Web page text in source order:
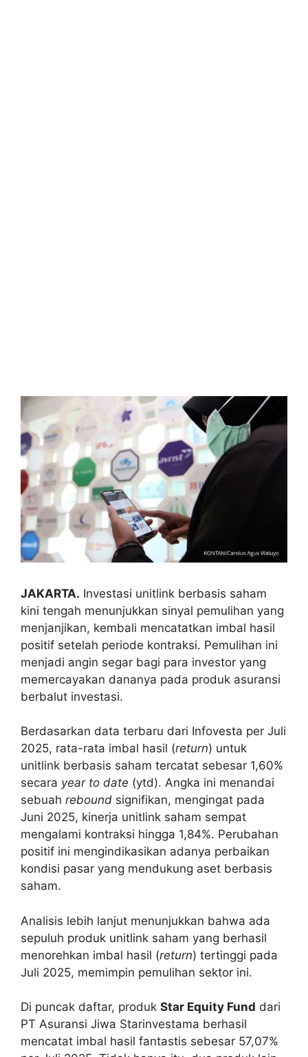
JAKARTA. Investasi unitlink berbasis saham
kini tengah menunjukkan sinyal pemulihan yang
menjanjikan, kembali mencatatkan imbal hasil
positif setelah periode kontraksi. Pemulihan ini
menjadi angin segar bagi para investor yang
memercayakan dananya pada produk asuransi
berbalut investasi.
Berdasarkan data terbaru dari Infovesta per Juli
2025, rata-rata imbal hasil (return) untuk
unitlink berbasis saham tercatat sebesar 1,60%
secara year to date (ytd). Angka ini menandai
sebuah rebound signifikan, mengingat pada
Juni 2025, kinerja unitlink saham sempat
mengalami kontraksi hingga 1,84%. Perubahan
positif ini mengindikasikan adanya perbaikan
kondisi pasar yang mendukung aset berbasis
saham.
Analisis lebih lanjut menunjukkan bahwa ada
sepuluh produk unitlink saham yang berhasil
menorehkan imbal hasil (return) tertinggi pada
Juli 2025, memimpin pemulihan sektor ini.
Di puncak daftar, produk Star Equity Fund dari
PT Asuransi Jiwa Starinvestama berhasil
mencatat imbal hasil fantastis sebesar 57,07%